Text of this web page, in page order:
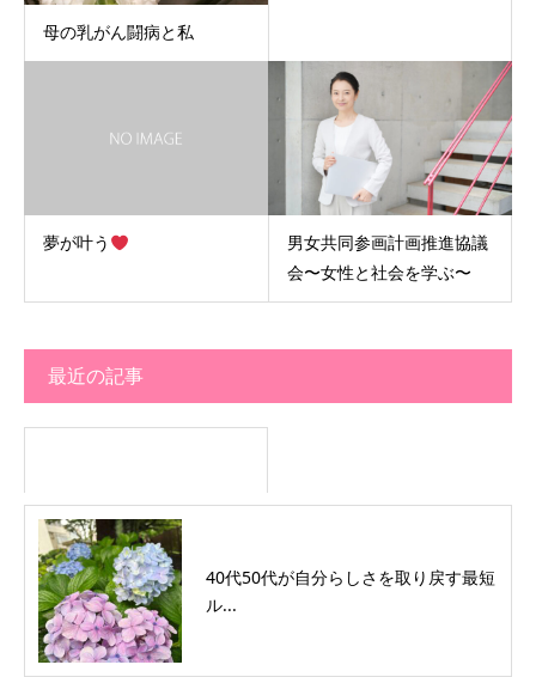
母の乳がん闘病と私
夢が叶う
男女共同参画計画推進協議
会〜女性と社会を学ぶ〜
最近の記事
40代50代が自分らしさを取り戻す最短
ル...